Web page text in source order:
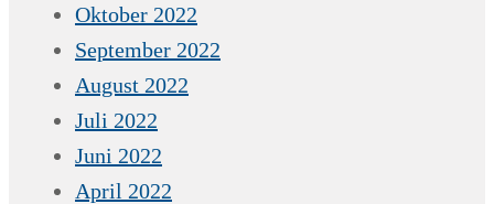
Oktober 2022
September 2022
August 2022
Juli 2022
Juni 2022
April 2022